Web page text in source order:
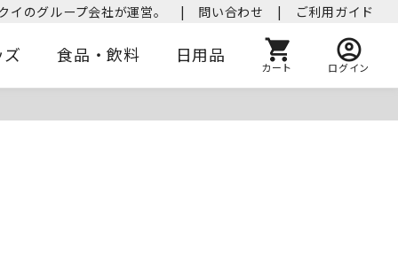
のグループ会社が運営。 | 問い合わせ | ご利用ガイド
食品・飲料 日用品
カート ログイン